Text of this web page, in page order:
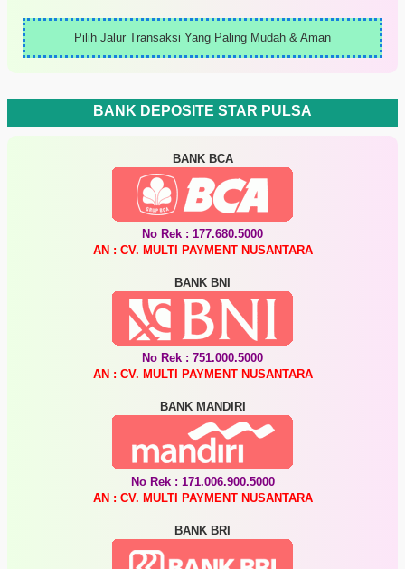
Pilih Jalur Transaksi Yang Paling Mudah & Aman
BANK DEPOSITE STAR PULSA
BANK BCA
No Rek : 177.680.5000
AN : CV. MULTI PAYMENT NUSANTARA
BANK BNI
No Rek : 751.000.5000
AN : CV. MULTI PAYMENT NUSANTARA
BANK MANDIRI
No Rek : 171.006.900.5000
AN : CV. MULTI PAYMENT NUSANTARA
BANK BRI